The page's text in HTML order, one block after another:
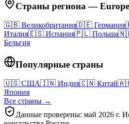
Страны региона —Europe
🇬🇧 Великобритания🇩🇪 Германия
Италия🇪🇸 Испания🇵🇱 Польша
Бельгия
Популярные страны
🇺🇸 США🇮🇳 Индия🇨🇳 Китай
Япония
Все страны →
Данные проверены: май 2026 г.